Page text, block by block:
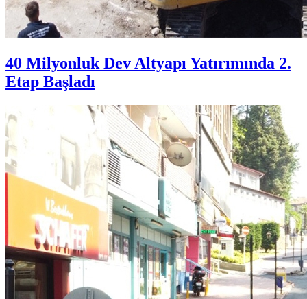
40 Milyonluk Dev Altyapı Yatırımında 2.
Etap Başladı